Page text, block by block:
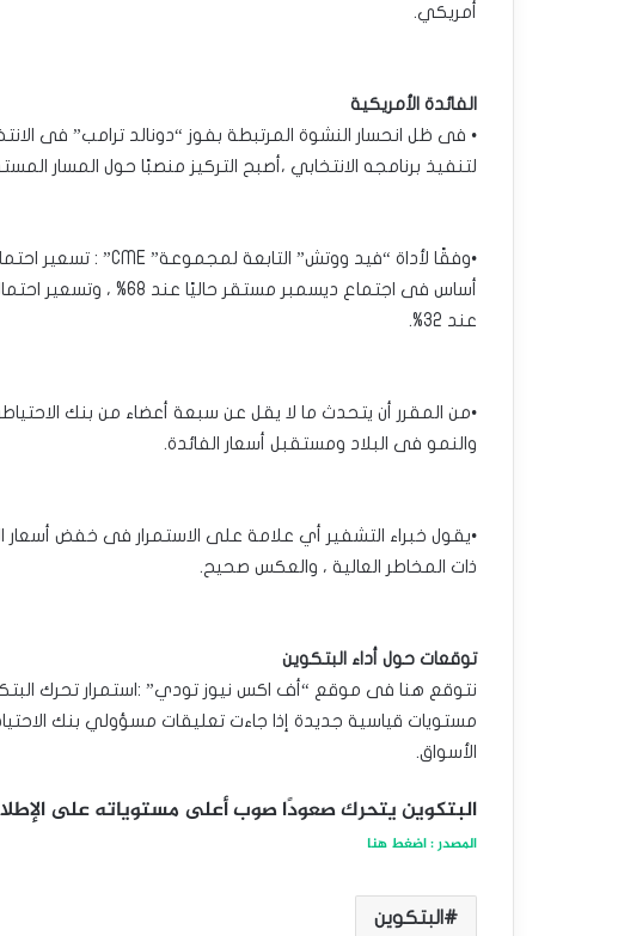
أمريكي.
الفائدة الأمريكية
• فى ظل انحسار النشوة المرتبطة بفوز “دونالد ترامب” فى
لتنفيذ برنامجه الانتخابي ،أصبح التركيز منصبًا حول المسار
‏أساس فى اجتماع ديسمبر
عند 32%.
•من المقرر أن يتحدث ما لا يقل عن سبعة أعضاء من بنك
والنمو فى البلاد ومستقبل أسعار الفائدة.
•يقول خبراء التشفير أي علامة على الاستمرار فى خفض أسعار
ذات المخاطر العالية ، والعكس صحيح.
توقعات حول أداء البتكوين
نتوقع هنا فى موقع “أف اكس نيوز تودي” :استمرار تحرك
مستويات قياسية جديدة إذا جاءت تعليقات مسؤولي بنك
الأسواق.
البتكوين يتحرك صعودًا صوب أعلى مستوياته على
المصدر : اضغط هنا
البتكوين